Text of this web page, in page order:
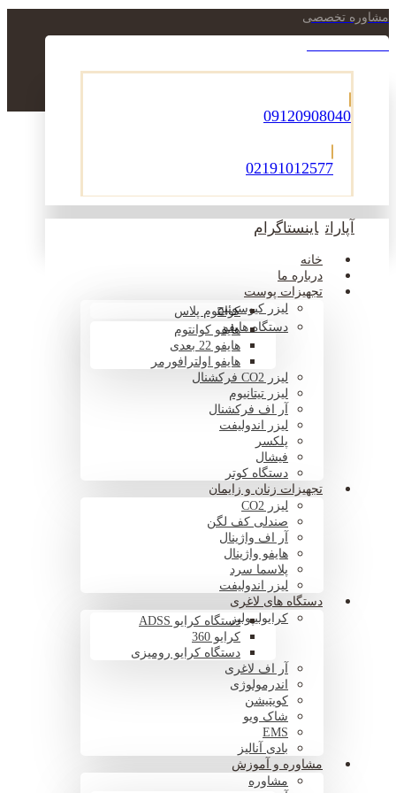
مشاوره تخصصی
09120908040
02191012577
آپارات اینستاگرام
خانه
درباره ما
تجهیزات پوست
لیزر کیوسوئیچکوانتوم پلاس
دستگاه هایفوهایفو کوانتوم
هایفو 22 بعدی
هایفو اولترافورمر
لیزر CO2 فرکشنال
لیزر تیتانیوم
آر اف فرکشنال
لیزر اندولیفت
پلکسر
فیشال
دستگاه کوتر
تجهیزات زنان و زایمان
لیزر CO2
صندلی کف لگن
آر اف واژینال
هایفو واژینال
پلاسما سرد
لیزر اندولیفت
دستگاه های لاغری
کرایولیپولیزدستگاه کرایو ADSS
کرایو 360
دستگاه کرایو رومیزی
آر اف لاغری
اندرمولوژی
کویتیشن
شاک ویو
EMS
بادی آنالیز
مشاوره و آموزش
مشاوره